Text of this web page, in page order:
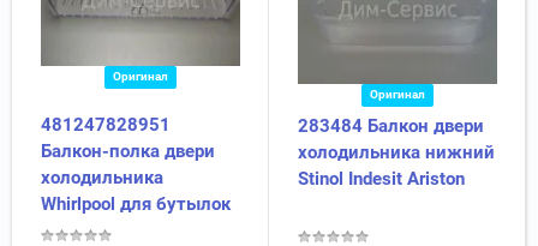
Оригинал
481247828951
Балкон-полка двери
холодильника
Whirlpool для бутылок
Оригинал
283484 Балкон двери
холодильника нижний
Stinol Indesit Ariston